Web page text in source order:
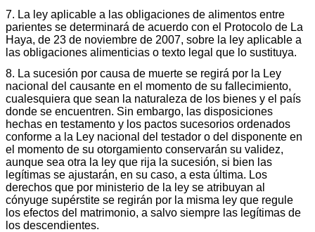
7. La ley aplicable a las obligaciones de alimentos entre
parientes se determinará de acuerdo con el Protocolo de La
Haya, de 23 de noviembre de 2007, sobre la ley aplicable a
las obligaciones alimenticias o texto legal que lo sustituya.
8. La sucesión por causa de muerte se regirá por la Ley
nacional del causante en el momento de su fallecimiento,
cualesquiera que sean la naturaleza de los bienes y el país
donde se encuentren. Sin embargo, las disposiciones
hechas en testamento y los pactos sucesorios ordenados
conforme a la Ley nacional del testador o del disponente en
el momento de su otorgamiento conservarán su validez,
aunque sea otra la ley que rija la sucesión, si bien las
legítimas se ajustarán, en su caso, a esta última. Los
derechos que por ministerio de la ley se atribuyan al
cónyuge supérstite se regirán por la misma ley que regule
los efectos del matrimonio, a salvo siempre las legítimas de
los descendientes.